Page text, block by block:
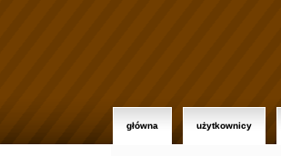
główna użytkownicy